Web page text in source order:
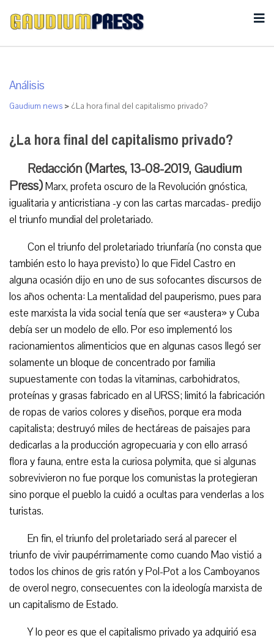
Análisis
Gaudium news > ¿La hora final del capitalismo privado?
¿La hora final del capitalismo privado?
Redacción (Martes, 13-08-2019, Gaudium
Press)Marx, profeta oscuro de la Revolución gnóstica,
igualitaria y anticristiana -y con las cartas marcadas- predijo
el triunfo mundial del proletariado.
Con el triunfo del proletariado triunfaría (no consta que
también esto lo haya previsto) lo que Fidel Castro en
alguna ocasión dijo en uno de sus sofocantes discursos de
los años ochenta: La mentalidad del pauperismo, pues para
este marxista la vida social tenía que ser «austera» y Cuba
debía ser un modelo de ello. Por eso implementó los
racionamientos alimenticios que en algunas casos llegó ser
solamente un bloque de concentrado por familia
supuestamente con todas la vitaminas, carbohidratos,
proteínas y grasas fabricado en al URSS; limitó la fabricación
de ropas de varios colores y diseños, porque era moda
capitalista; destruyó miles de hectáreas de paisajes para
dedicarlas a la producción agropecuaria y con ello arrasó
flora y fauna, entre esta la curiosa polymita, que si algunas
sobrevivieron no fue porque los comunistas la protegieran
sino porque el pueblo la cuidó a ocultas para venderlas a los
turistas.
En fin, el triunfo del proletariado será al parecer el
triunfo de vivir paupérrimamente como cuando Mao vistió a
todos los chinos de gris ratón y Pol-Pot a los Camboyanos
de overol negro, consecuentes con la ideología marxista de
un capitalismo de Estado.
Y lo peor es que el capitalismo privado ya adquirió esa